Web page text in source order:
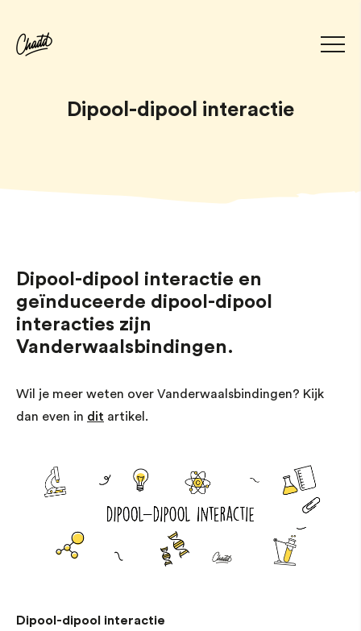
Dipool-dipool interactie
Dipool-dipool interactie en
geïnduceerde dipool-dipool
interacties zijn
Vanderwaalsbindingen.
Wil je meer weten over Vanderwaalsbindingen? Kijk
dan even in dit artikel.
Dipool-dipool interactie